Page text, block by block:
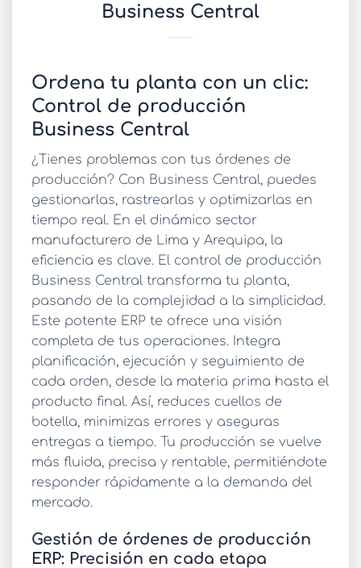
Business Central
Ordena tu planta con un clic:
Control de producción
Business Central
¿Tienes problemas con tus órdenes de
producción? Con Business Central, puedes
gestionarlas, rastrearlas y optimizarlas en
tiempo real. En el dinámico sector
manufacturero de Lima y Arequipa, la
eficiencia es clave. El control de producción
Business Central transforma tu planta,
pasando de la complejidad a la simplicidad.
Este potente ERP te ofrece una visión
completa de tus operaciones. Integra
planificación, ejecución y seguimiento de
cada orden, desde la materia prima hasta el
producto final. Así, reduces cuellos de
botella, minimizas errores y aseguras
entregas a tiempo. Tu producción se vuelve
más fluida, precisa y rentable, permitiéndote
responder rápidamente a la demanda del
mercado.
Gestión de órdenes de producción
ERP: Precisión en cada etapa